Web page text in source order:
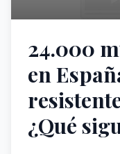
24.000
en
¿Qué